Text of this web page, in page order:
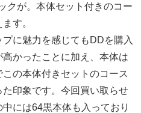
クが。本体セット付きのコー
す。
に魅力を感じてもDDを購入
かったことに加え、本体は
の本体付きセットのコース
印象です。今回買い取らせ
には64黒本体も入っており